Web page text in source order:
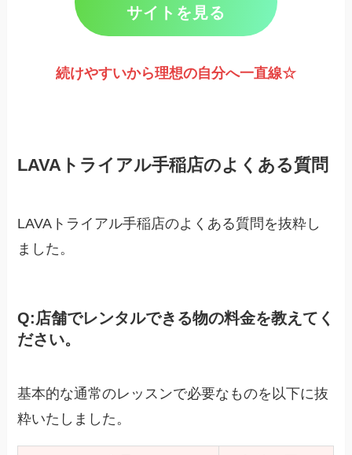
サイトを見る
続けやすいから理想の自分へ一直線☆
LAVAトライアル手稲店のよくある質問
LAVAトライアル手稲店のよくある質問を抜粋し
ました。
Q:店舗でレンタルできる物の料金を教えてく
ださい。
基本的な通常のレッスンで必要なものを以下に抜
粋いたしました。